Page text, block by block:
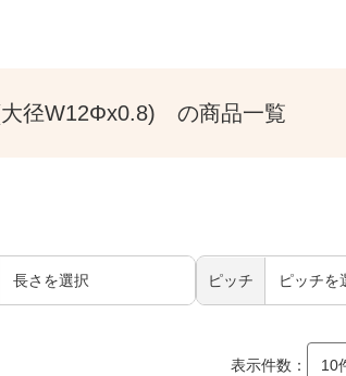
大径W12Φx0.8) の商品一覧
ピッチ
表示件数：